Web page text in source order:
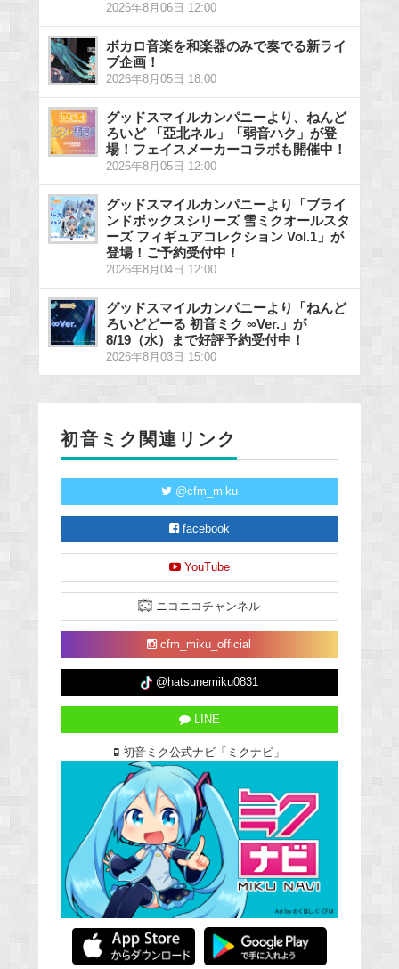
2026年8月06日 12:00
ボカロ音楽を和楽器のみで奏でる新ライ
ブ企画！
2026年8月05日 18:00
グッドスマイルカンパニーより、ねんど
ろいど 「亞北ネル」「弱音ハク」が登
場！フェイスメーカーコラボも開催中！
2026年8月05日 12:00
グッドスマイルカンパニーより「ブライ
ンドボックスシリーズ 雪ミクオールスタ
ーズ フィギュアコレクション Vol.1」が
登場！ご予約受付中！
2026年8月04日 12:00
グッドスマイルカンパニーより「ねんど
ろいどどーる 初音ミク ∞Ver.」が
8/19（水）まで好評予約受付中！
2026年8月03日 15:00
初音ミク関連リンク
@cfm_miku
facebook
YouTube
ニコニコチャンネル
cfm_miku_official
@hatsunemiku0831
LINE
初音ミク公式ナビ「ミクナビ」